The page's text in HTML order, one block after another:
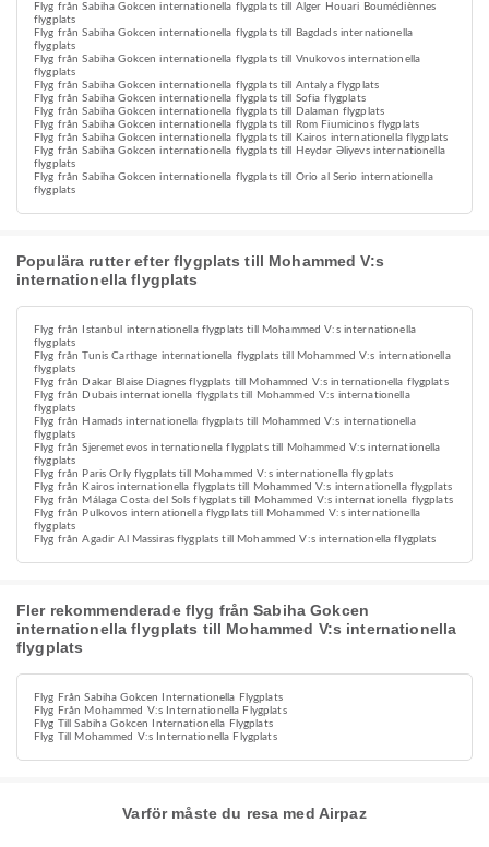
Flyg från Sabiha Gokcen internationella flygplats till Alger Houari Boumédiènnes
flygplats
Flyg från Sabiha Gokcen internationella flygplats till Bagdads internationella
flygplats
Flyg från Sabiha Gokcen internationella flygplats till Vnukovos internationella
flygplats
Flyg från Sabiha Gokcen internationella flygplats till Antalya flygplats
Flyg från Sabiha Gokcen internationella flygplats till Sofia flygplats
Flyg från Sabiha Gokcen internationella flygplats till Dalaman flygplats
Flyg från Sabiha Gokcen internationella flygplats till Rom Fiumicinos flygplats
Flyg från Sabiha Gokcen internationella flygplats till Kairos internationella flygplats
Flyg från Sabiha Gokcen internationella flygplats till Heydər Əliyevs internationella
flygplats
Flyg från Sabiha Gokcen internationella flygplats till Orio al Serio internationella
flygplats
Populära rutter efter flygplats till Mohammed V:s
internationella flygplats
Flyg från Istanbul internationella flygplats till Mohammed V:s internationella
flygplats
Flyg från Tunis Carthage internationella flygplats till Mohammed V:s internationella
flygplats
Flyg från Dakar Blaise Diagnes flygplats till Mohammed V:s internationella flygplats
Flyg från Dubais internationella flygplats till Mohammed V:s internationella
flygplats
Flyg från Hamads internationella flygplats till Mohammed V:s internationella
flygplats
Flyg från Sjeremetevos internationella flygplats till Mohammed V:s internationella
flygplats
Flyg från Paris Orly flygplats till Mohammed V:s internationella flygplats
Flyg från Kairos internationella flygplats till Mohammed V:s internationella flygplats
Flyg från Málaga Costa del Sols flygplats till Mohammed V:s internationella flygplats
Flyg från Pulkovos internationella flygplats till Mohammed V:s internationella
flygplats
Flyg från Agadir Al Massiras flygplats till Mohammed V:s internationella flygplats
Fler rekommenderade flyg från Sabiha Gokcen
internationella flygplats till Mohammed V:s internationella
flygplats
Flyg Från Sabiha Gokcen Internationella Flygplats
Flyg Från Mohammed V:s Internationella Flygplats
Flyg Till Sabiha Gokcen Internationella Flygplats
Flyg Till Mohammed V:s Internationella Flygplats
Varför måste du resa med Airpaz